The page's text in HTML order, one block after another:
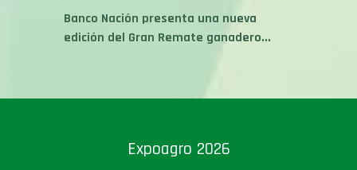
Banco Nación presenta una nueva
edición del Gran Remate ganadero...
Expoagro 2026